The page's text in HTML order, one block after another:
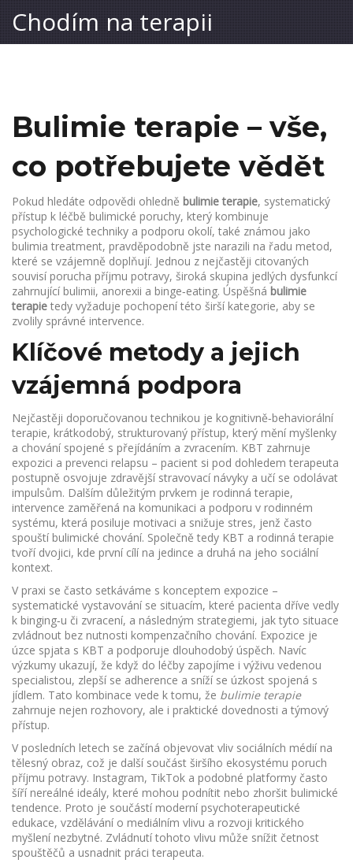
Chodím na terapii
Bulimie terapie – vše,
co potřebujete vědět
Pokud hledáte odpovědi ohledně bulimie terapie, systematický
přístup k léčbě bulimické poruchy, který kombinuje
psychologické techniky a podporu okolí, také známou jako
bulimia treatment, pravděpodobně jste narazili na řadu metod,
které se vzájemně doplňují. Jednou z nejčastěji citovaných
souvisí porucha příjmu potravy, široká skupina jedlých dysfunkcí
zahrnující bulimii, anorexii a binge‑eating. Úspěšná bulimie
terapie tedy vyžaduje pochopení této širší kategorie, aby se
zvolily správné intervence.
Klíčové metody a jejich
vzájemná podpora
Nejčastěji doporučovanou technikou je kognitivně‑behaviorální
terapie, krátkodobý, strukturovaný přístup, který mění myšlenky
a chování spojené s přejídáním a zvracením. KBT zahrnuje
expozici a prevenci relapsu – pacient si pod dohledem terapeuta
postupně osvojuje zdravější stravovací návyky a učí se odolávat
impulsům. Dalším důležitým prvkem je rodinná terapie,
intervence zaměřená na komunikaci a podporu v rodinném
systému, která posiluje motivaci a snižuje stres, jenž často
spouští bulimické chování. Společně tedy KBT a rodinná terapie
tvoří dvojici, kde první cílí na jedince a druhá na jeho sociální
kontext.
V praxi se často setkáváme s konceptem expozice –
systematické vystavování se situacím, které pacienta dříve vedly
k binging‑u či zvracení, a následným strategiemi, jak tyto situace
zvládnout bez nutnosti kompenzačního chování. Expozice je
úzce spjata s KBT a podporuje dlouhodobý úspěch. Navíc
výzkumy ukazují, že když do léčby zapojíme i výživu vedenou
specialistou, zlepší se adherence a sníží se úzkost spojená s
jídlem. Tato kombinace vede k tomu, že bulimie terapie
zahrnuje nejen rozhovory, ale i praktické dovednosti a týmový
přístup.
V posledních letech se začíná objevovat vliv sociálních médií na
tělesný obraz, což je další součást širšího ekosystému poruch
příjmu potravy. Instagram, TikTok a podobné platformy často
šíří nereálné ideály, které mohou podnítit nebo zhoršit bulimické
tendence. Proto je součástí moderní psychoterapeutické
edukace, vzdělávání o mediálním vlivu a rozvoji kritického
myšlení nezbytné. Zvládnutí tohoto vlivu může snížit četnost
spouštěčů a usnadnit práci terapeuta.